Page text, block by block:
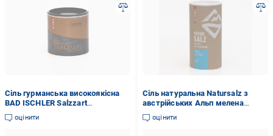
Сіль гурманська високоякісна
BAD ISCHLER Salzzart
пластівцями 200 г (95610)
оцінити
Сіль натуральна Natursalz з
австрійських Альп мелена
нейодована 1,3 кг (95211)
оцінити